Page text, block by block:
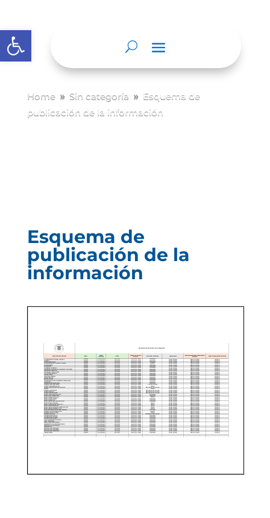
Abrir barra de herramientas
Home 9 Sin categoría 9 Esquema de
publicación de la información
Esquema de
publicación de la
información